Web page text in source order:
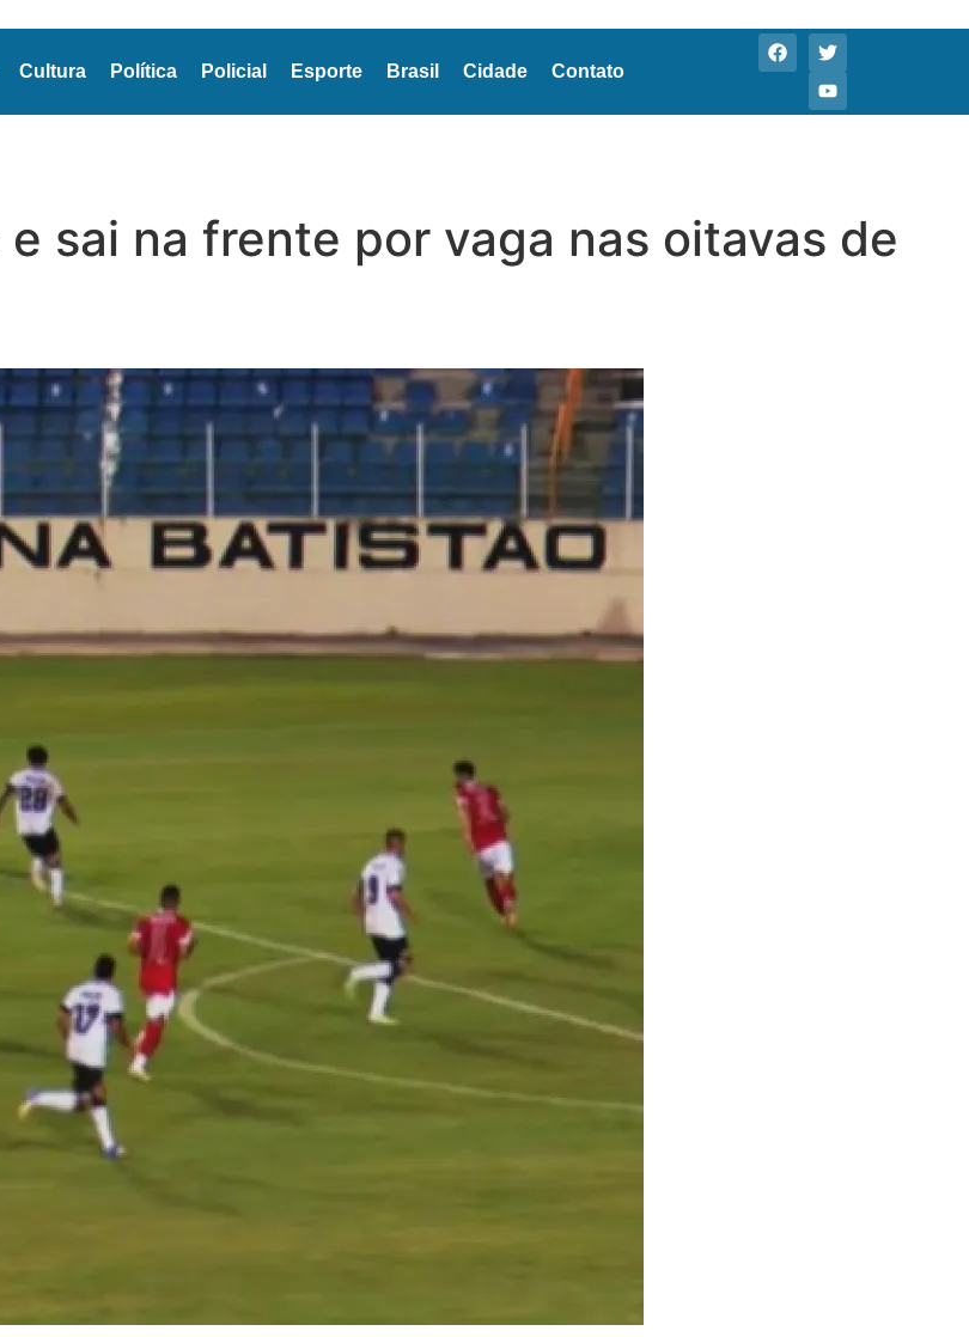
Cultura Política Policial Esporte Brasil Cidade Contato
sai na frente por vaga nas oitavas de